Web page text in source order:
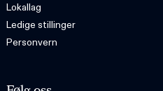
Lokallag
Ledige stillinger
Personvern